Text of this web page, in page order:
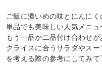
ご飯に濃いめの味とにんに
単品でも美味しい人気メニ
もう一品か二品付け合わせ
クライスに合うサラダやス
を考える際の参考にしてみて